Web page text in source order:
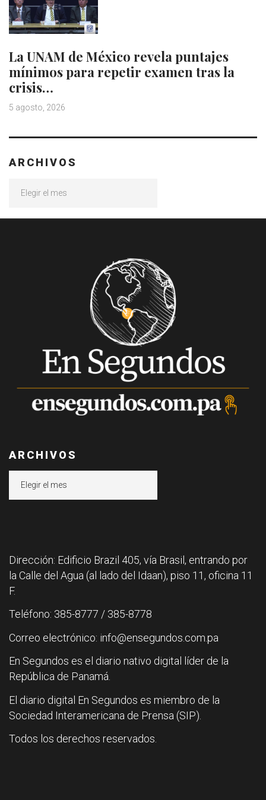
La UNAM de México revela puntajes
mínimos para repetir examen tras la
crisis…
5 agosto, 2026
ARCHIVOS
ARCHIVOS
Dirección: Edificio Brazil 405, vía Brasil, entrando por
la Calle del Agua (al lado del Idaan), piso 11, oficina 11
F.
Teléfono: 385-8777 / 385-8778
Correo electrónico: info@ensegundos.com.pa
En Segundos es el diario nativo digital líder de la
República de Panamá.
El diario digital En Segundos es miembro de la
Sociedad Interamericana de Prensa (SIP).
Todos los derechos reservados.